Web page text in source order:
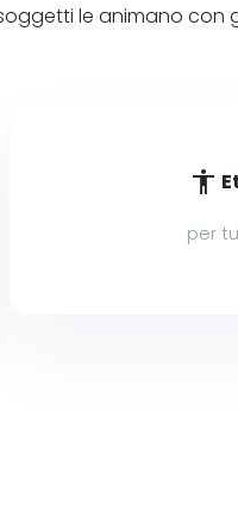
le animano con
accessibility
per